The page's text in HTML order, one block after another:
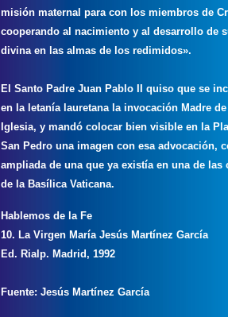
misión maternal para con los miembros de
cooperando al nacimiento y al desarrollo de
divina en las almas de los redimidos».
El Santo Padre Juan Pablo II quiso que se
en la letanía lauretana la invocación Madre
Iglesia, y mandó colocar bien visible en la
San Pedro una imagen con esa advocación,
ampliada de una que ya existía en una de las
de la Basílica Vaticana.
Hablemos de la Fe
10. La Virgen María Jesús Martínez García
Ed. Rialp. Madrid, 1992
Fuente: Jesús Martínez García